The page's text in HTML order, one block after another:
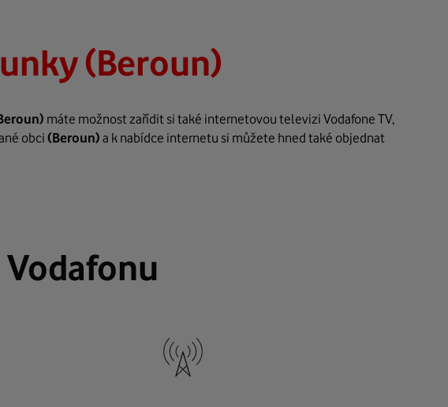
(Beroun)
máte možnost zařídit si také internetovou televizi Vodafone TV,
obci(Beroun) a k nabídce internetu si můžete hned také objednat